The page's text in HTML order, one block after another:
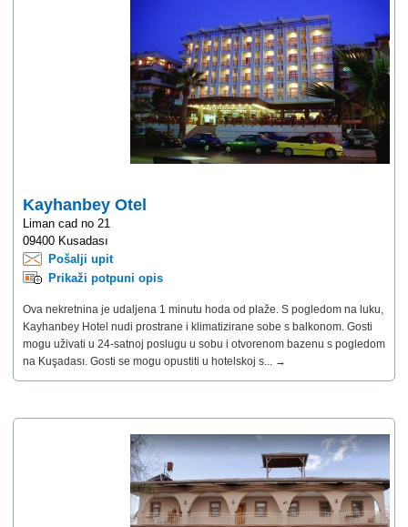
Kayhanbey Otel
Liman cad no 21
09400 Kusadası
Pošalji upit
Prikaži potpuni opis
Ova nekretnina je udaljena 1 minutu hoda od plaže. S pogledom na luku,
Kayhanbey Hotel nudi prostrane i klimatizirane sobe s balkonom. Gosti
mogu uživati ​​u 24-satnoj poslugu u sobu i otvorenom bazenu s pogledom
na Kuşadası. Gosti se mogu opustiti u hotelskoj s... →